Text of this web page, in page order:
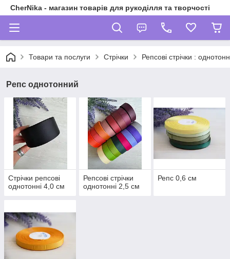
CherNika - магазин товарів для рукоділля та творчості
Товари та послуги Стрічки Репсові стрічки :
Репс однотонний
Стрічки репсові
однотонні 4,0 см
Репсові стрічки
однотонні 2,5 см
Репс 0,6 см